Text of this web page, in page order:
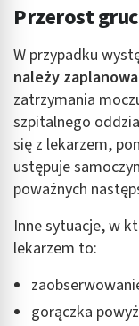
Przerost
W przypadku
należy
zatrzymania
szpitalnego
się z lekarzem,
ustępuje
poważnych
Inne sytuacje, w
lekarzem to:
gorączka